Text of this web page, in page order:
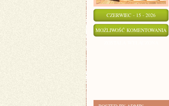
CZERWIEC - 15 - 2026
MOŻLIWOŚĆ KOMENTOWANIA